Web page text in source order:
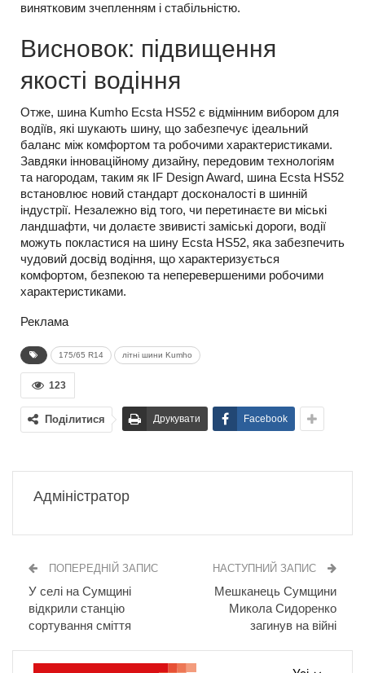
винятковим зчепленням і стабільністю.
Висновок: підвищення
якості водіння
Отже, шина Kumho Ecsta HS52 є відмінним вибором для
водіїв, які шукають шину, що забезпечує ідеальний
баланс між комфортом та робочими характеристиками.
Завдяки інноваційному дизайну, передовим технологіям
та нагородам, таким як IF Design Award, шина Ecsta HS52
встановлює новий стандарт досконалості в шинній
індустрії. Незалежно від того, чи перетинаєте ви міські
ландшафти, чи долаєте звивисті заміські дороги, водії
можуть покластися на шину Ecsta HS52, яка забезпечить
чудовий досвід водіння, що характеризується
комфортом, безпекою та неперевершеними робочими
характеристиками.
Реклама
175/65 R14 літні шини Kumho
123
Поділитися Друкувати Facebook
Адміністратор
ПОПЕРЕДНІЙ ЗАПИС
У селі на Сумщині
відкрили станцію
сортування сміття
НАСТУПНИЙ ЗАПИС
Мешканець Сумщини
Микола Сидоренко
загинув на війні